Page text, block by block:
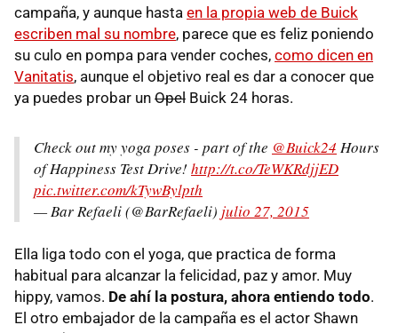
campaña, y aunque hasta en la propia web de Buick
escriben mal su nombre, parece que es feliz poniendo
su culo en pompa para vender coches, como dicen en
Vanitatis, aunque el objetivo real es dar a conocer que
ya puedes probar un Opel Buick 24 horas.
Check out my yoga poses - part of the @Buick24 Hours
of Happiness Test Drive! http://t.co/TeWKRdjjED
pic.twitter.com/kTywBylpth
— Bar Refaeli (@BarRefaeli) julio 27, 2015
Ella liga todo con el yoga, que practica de forma
habitual para alcanzar la felicidad, paz y amor. Muy
hippy, vamos. De ahí la postura, ahora entiendo todo.
El otro embajador de la campaña es el actor Shawn